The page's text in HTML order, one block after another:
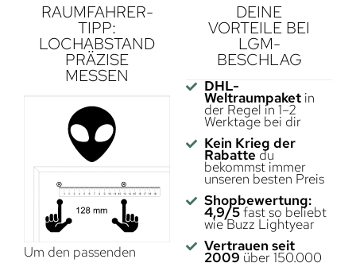
RAUMFAHRER-
TIPP:
LOCHABSTAND
PRÄZISE
MESSEN
Um den passenden
DEINE
VORTEILE BEI
LGM-
BESCHLAG
DHL-
Weltraumpaketin
der Regel in 1–2
Werktage bei dir
Kein Krieg der
Rabatte du
bekommst immer
unseren besten Preis
Shopbewertung:
4,9/5fast so beliebt
wie Buzz Lightyear
Vertrauen seit
2009 über 150.000